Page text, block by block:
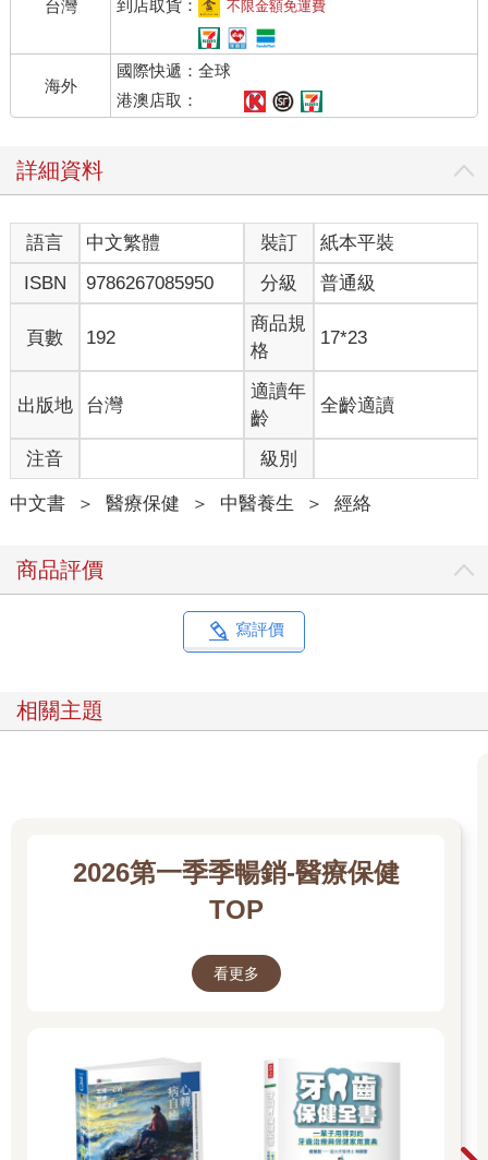
台灣
到店取貨：
不限金額免運費
海外
國際快遞：全球
港澳店取：
詳細資料
語言 中文繁體 裝訂
紙本平裝
ISBN
9786267085950 分級 普通級
頁數 192
商品規
格
17*23
出版地 台灣
適讀年
齡
全齡適讀
注音 級別
中文書 ＞ 醫療保健 ＞ 中醫養生 ＞ 經絡
商品評價
寫評價
相關主題
2026第一季季暢銷-醫療保健
TOP
看更多